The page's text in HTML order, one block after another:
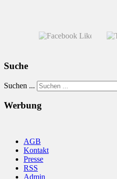
Suche
Suchen ...
Werbung
AGB
Kontakt
Presse
RSS
Admin